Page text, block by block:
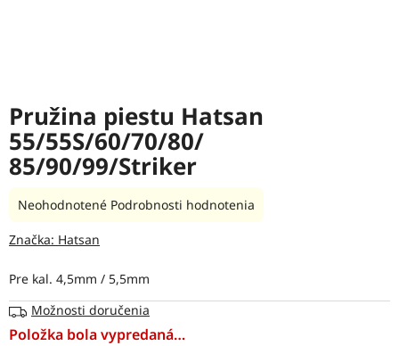
Pružina piestu Hatsan
55/55S/60/70/80/
85/90/99/Striker
Možnosti doručenia
Položka bola vypredaná…
Pre kal. 4,5mm / 5,5mm
Priemerné
produktu
0,0
z
5
hviezdičiek.
Neohodnotené Podrobnosti hodnotenia
Značka: Hatsan